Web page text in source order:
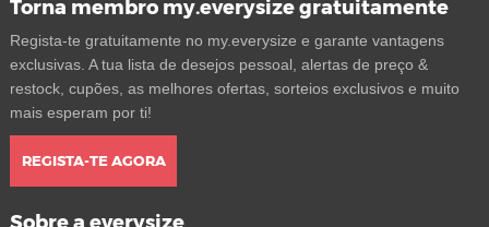
Torna membro my.everysize gratuitamente
Regista-te gratuitamente no my.everysize e garante vantagens
exclusivas. A tua lista de desejos pessoal, alertas de preço &
restock, cupões, as melhores ofertas, sorteios exclusivos e muito
mais esperam por ti!
REGISTA-TE AGORA